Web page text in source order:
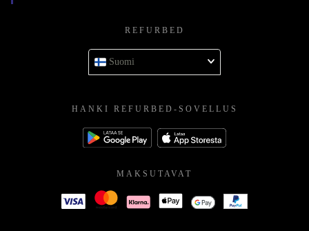
REFURBED
Suomi
HANKI REFURBED-SOVELLUS
MAKSUTAVAT